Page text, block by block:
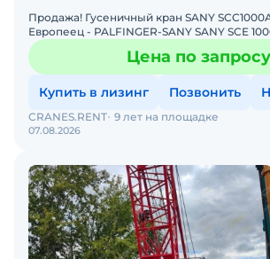
Продажа! Гусеничный кран SANY SCC1000A (г/п 100т)
Европеец - PALFINGER-SANY SANY SCE
Цена по запросу
Купить в лизинг Позвонить
07.08.2026
CRANES.RENT 9 лет на площадке